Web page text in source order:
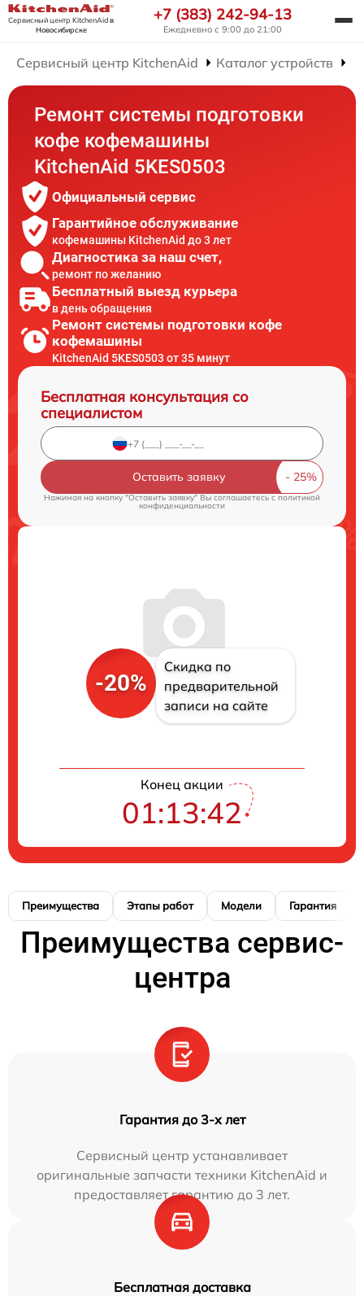
Сервисный центр KitchenAidв
Новосибирске
+7 (383) 242-94-13
Ежедневно с 9:00 до 21:00
Сервисный центр KitchenAid Каталог устройств
Ремонт системы подготовки
кофе кофемашины
KitchenAid 5KES0503
Официальный сервис
Гарантийное обслуживание
кофемашины KitchenAid до 3 лет
Диагностика за наш счет,
ремонт по желанию
Бесплатный выезд курьера
в день обращения
Ремонт системы подготовки кофе
кофемашины
KitchenAid 5KES0503 от 35 минут
Бесплатная консультация со
специалистом
Оставить заявку
Нажимая на кнопку "Оставить заявку" Вы соглашаетесь cполитикой
конфиденциальности
-20%
Скидка по
предварительной
записи на сайте
Конец акции
01:13:41
Преимущества Этапы работ Модели Гарантия
Преимущества сервис-
центра
Гарантия до 3-х лет
Сервисный центр устанавливает
оригинальные запчасти техники KitchenAid и
предоставляет гарантию до 3 лет.
Бесплатная доставка